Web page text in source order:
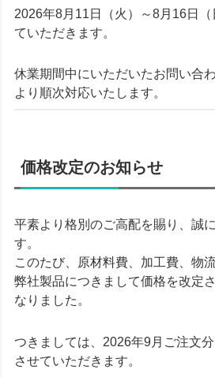
2026年8月 11 日（火）～8月 16日
ていただきます。
休業期間中にいただいたお問い合
より順次対応いたします。
価格改定のお知らせ
平素より格別のご高配を賜り、誠
す。
このたび、原材料費、加工費、物
弊社製品につきまして価格を改定
なりました。
つきましては、2026年9月ご注文
させていただきます。